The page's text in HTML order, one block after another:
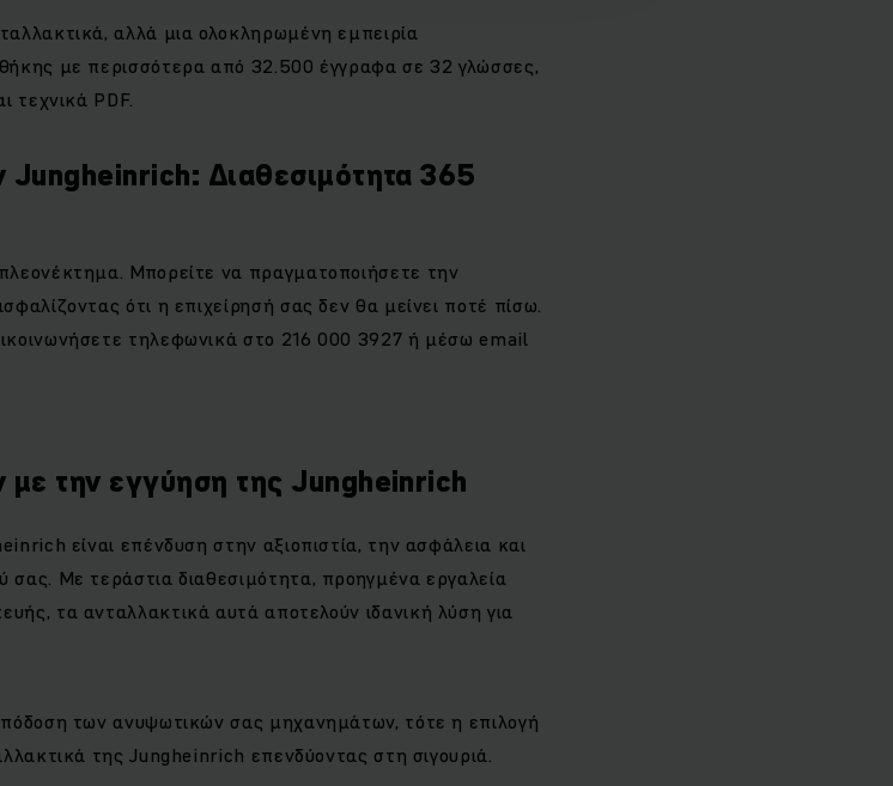
αλλά μια ολοκληρωμένη εμπειρία
με περισσότερα από 32.500 έγγραφα σε 32 γλώσσες,
τεχνικά PDF.
Jungheinrich: Διαθεσιμότητα 365
Μπορείτε να πραγματοποιήσετε την
ότι η επιχείρησή σας δεν θα μείνει ποτέ πίσω.
τηλεφωνικά στο 216 000 3927 ή μέσω email
με την εγγύηση της Jungheinrich
είναι επένδυση στην αξιοπιστία, την ασφάλεια και
Με τεράστια διαθεσιμότητα, προηγμένα εργαλεία
τα ανταλλακτικά αυτά αποτελούν ιδανική λύση για
των ανυψωτικών σας μηχανημάτων, τότε η επιλογή
της Jungheinrich επενδύοντας στη σιγουριά.